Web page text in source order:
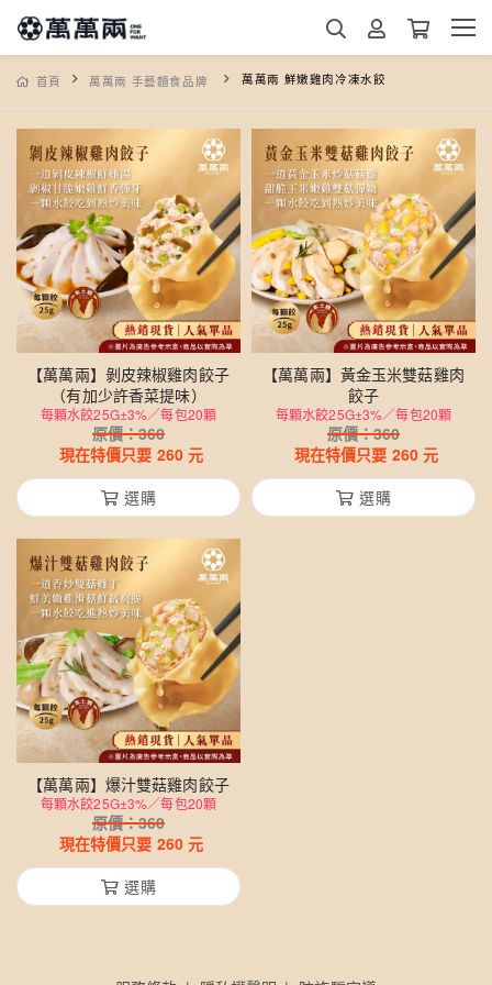
首頁 萬萬兩 手藝麵食品牌 萬萬兩 鮮嫩雞肉冷凍水餃
【萬萬兩】剝皮辣椒雞肉餃子
（有加少許香菜提味）
每顆水餃25G±3%／每包20顆
原價：360
現在特價只要 260 元
選購
【萬萬兩】黃金玉米雙菇雞肉
餃子
每顆水餃25G±3%／每包20顆
原價：360
現在特價只要 260 元
選購
【萬萬兩】爆汁雙菇雞肉餃子
每顆水餃25G±3%／每包20顆
原價：360
現在特價只要 260 元
選購